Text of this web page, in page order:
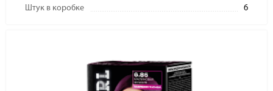
Штук в коробке 6